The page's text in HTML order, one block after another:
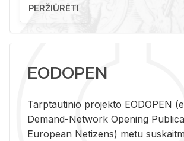
PERŽIŪRĖTI
EODOPEN
Tarp­tau­ti­nio pro­jek­to EO­DO­PEN
De­mand-Ne­twork Ope­ning
Eu­ro­pe­an Ne­ti­zens) metu